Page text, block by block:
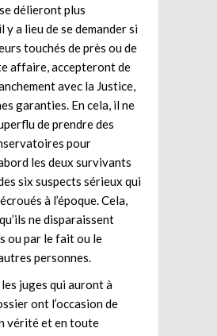
délieront plus
y a lieu de se demander si
touchés de près ou de
affaire, accepteront de
avec la Justice,
garanties. En cela, il ne
de prendre des
pour
les deux survivants
six suspects sérieux qui
à l’époque. Cela,
ne disparaissent
ou par le fait ou le
personnes.
juges qui auront à
ont l’occasion de
vérité et en toute